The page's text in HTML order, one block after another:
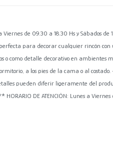
de 09.30 a 18.30 Hs y Sábados de
para decorar cualquier rincón con
o como detalle decorativo en ambientes
a los pies de la cama o al
pueden diferir ligeramente del
DE ATENCIÓN: Lunes a Viernes